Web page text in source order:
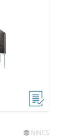
NINCS